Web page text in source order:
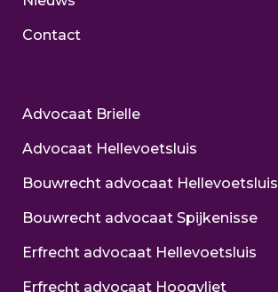
Contact
Advocaat Brielle
Advocaat Hellevoetsluis
Bouwrecht advocaat Hellevoetsluis
Bouwrecht advocaat Spijkenisse
Erfrecht advocaat Hellevoetsluis
Erfrecht advocaat Hoogvliet